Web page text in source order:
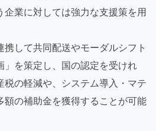
業に対しては強力な支援策を用
して共同配送やモーダルシフト
」を策定し、国の認定を受けれ
税の軽減や、システム導入・マテ
額の補助金を獲得することが可能